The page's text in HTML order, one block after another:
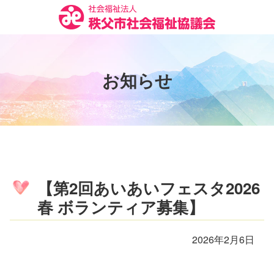
へ
ス
お知らせ
【第2回あいあいフェスタ2026
春 ボランティア募集】
2026年2月6日